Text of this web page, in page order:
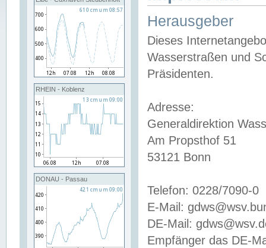
RHEIN - Koblenz
DONAU - Passau
Herausgeber
Dieses
Wasserstraßen und
Präsidenten.
Adresse:
Generaldirektion
Am Propsthof 51
53121 Bonn
Telefon: 0228/7090-0
E-Mail:
DE-Mail:
Empfänger das DE-